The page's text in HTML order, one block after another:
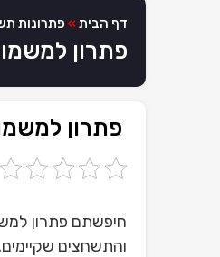
דף הבית » פתרונות
פתרון
פתרון
חיפשתם פתרון
והתשחצים